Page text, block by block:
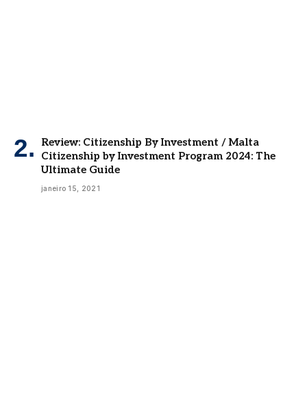
Review: Citizenship By Investment / Malta
Citizenship by Investment Program 2024: The
Ultimate Guide
janeiro 15, 2021